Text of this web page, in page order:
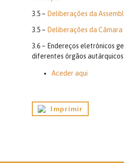
3.5 – Deliberações da
3.5 – Deliberações da
3.6 – Endereços eletrónicos
diferentes órgãos autárquicos
Aceder aqui
Imprimir